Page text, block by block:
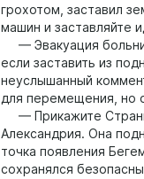
грохотом, заставил
машин и заставляйте
— Эвакуация
если заставить из
неуслышанный
для перемещения, но
— Прикажите
Александрия. Она
точка появления
сохранялся